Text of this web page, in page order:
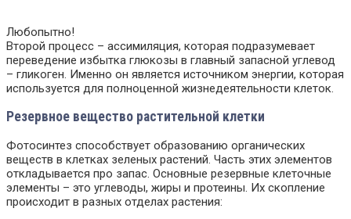
Любопытно!
Второй процесс – ассимиляция, которая подразумевает
переведение избытка глюкозы в главный запасной углевод
– гликоген. Именно он является источником энергии, которая
используется для полноценной жизнедеятельности клеток.
Резервное вещество растительной клетки
Фотосинтез способствует образованию органических
веществ в клетках зеленых растений. Часть этих элементов
откладывается про запас. Основные резервные клеточные
элементы – это углеводы, жиры и протеины. Их скопление
происходит в разных отделах растения: